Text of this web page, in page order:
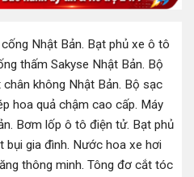
Nhật Bản. Bạt phủ xe ô tô
thấm Sakyse Nhật Bản. Bộ
chân không Nhật Bản. Bộ sạc
hoa quả chậm cao cấp. Máy
. Bơm lốp ô tô điện tử. Bạt phủ
bụi gia đình. Nước hoa xe hơi
thông minh. Tông đơ cắt tóc